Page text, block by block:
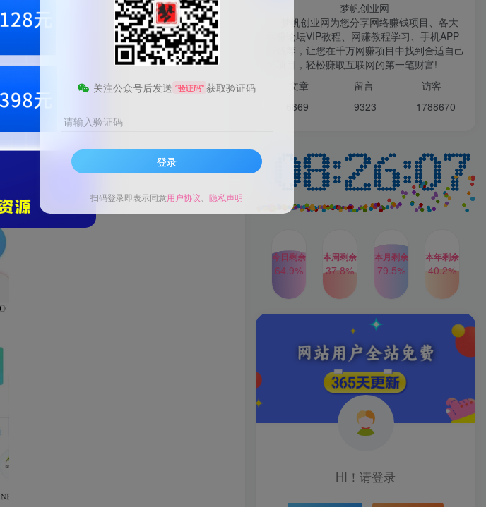
1W+人已阅读
多多视频撸收益最新玩法，
高收益技术，单日变现
2000+，附赠全套技术资料
2年前 1W+人已阅读
数，操作简单 上手难度低
2年前 1W+人已阅读
2024年最新玩法转转无货源
电商，新手小白 简单操作，
长期稳定 日收入500＋
2年前 1W+人已阅读
TOP4
发行人计划蛋仔派对全新玩
法，一天3000＋，蓝海暴力
变现2年前
公众号S粉新玩法，简单操
作、多重变现，每日收益1k
2年前
TOP6
梦帆创业网
梦帆创业网为您分享网络赚钱项目、各大
网赚论坛VIP教程、网赚教程学习、手机APP
赚钱等，让您在千万网赚项目中找到合适自己
的项目，轻松赚取互联网的第一笔财富!
文章 留言 访客
6869 9323 1788670
今日剩余
64.9%
本周剩余
37.8%
本月剩余
79.5%
本年剩余
40.2%
HI！请登录
关注公众号后发送 “验证码” 获取验证码
请输入验证码
登录
扫码登录即表示同意用户协议 隐私声明